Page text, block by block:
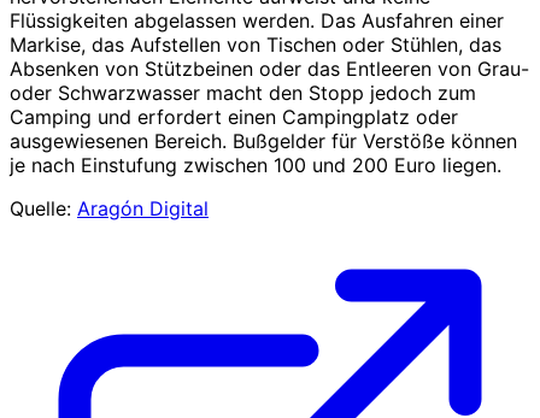
Flüssigkeiten abgelassen werden. Das Ausfahren einer
Markise, das Aufstellen von Tischen oder Stühlen, das
Absenken von Stützbeinen oder das Entleeren von Grau-
oder Schwarzwasser macht den Stopp jedoch zum
Camping und erfordert einen Campingplatz oder
ausgewiesenen Bereich. Bußgelder für Verstöße können
je nach Einstufung zwischen 100 und 200 Euro liegen.
Quelle: Aragón Digital